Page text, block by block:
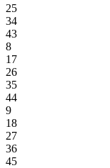
25
34
43
8
17
26
35
44
9
18
27
36
45